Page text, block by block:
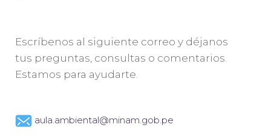
Escríbenos al siguiente correo y déjanos
tus preguntas, consultas o comentarios.
Estamos para ayudarte.
aula.ambiental@minam.gob.pe